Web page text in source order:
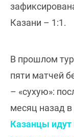
Казани – 1:1.
В прошлом
пяти матчей
– «сухую»:
месяц назад
Казанцы